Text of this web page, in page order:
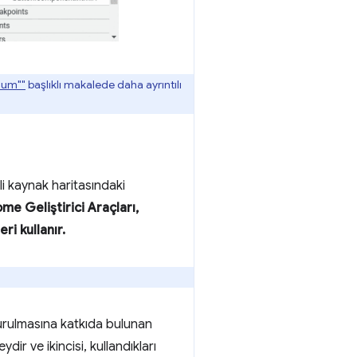
başlıklı makalede daha ayrıntılı
haritasındaki
Geliştirici Araçları,
kullanır.
katkıda bulunan
ve ikincisi, kullandıkları